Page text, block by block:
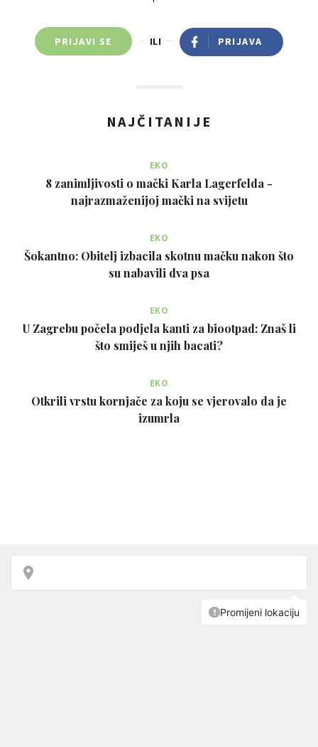
PRIJAVI SE ILI PRIJAVA
NAJČITANIJE
EKO
8 zanimljivosti o mački Karla Lagerfelda -
najrazmaženijoj mački na svijetu
EKO
Šokantno: Obitelj izbacila skotnu mačku nakon što
su nabavili dva psa
EKO
U Zagrebu počela podjela kanti za biootpad: Znaš li
što smiješ u njih bacati?
EKO
Otkrili vrstu kornjače za koju se vjerovalo da je
izumrla